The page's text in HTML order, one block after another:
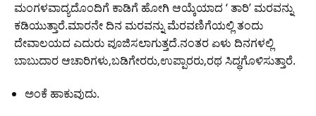
ಮಂಗಳವಾದ್ಯದೊಂದಿಗೆ ಕಾಡಿಗೆ ಹೋಗಿ ಆಯ್ಕೆಯಾದ ‘ ತಾರಿ’ ಮರವನ್ನು
ಕಡಿಯುತ್ತಾರೆ.ಮಾರನೇ ದಿನ ಮರವನ್ನು ಮೆರವಣಿಗೆಯಲ್ಲಿ ತಂದು
ದೇವಾಲಯದ ಎದುರು ಪೂಜಿಸಲಾಗುತ್ತದೆ.ನಂತರ ಏಳು ದಿನಗಳಲ್ಲಿ
ಬಾಬುದಾರ ಆಚಾರಿಗಳು,ಬಡಿಗೇರರು,ಉಪ್ಪಾರರು,ರಥ ಸಿದ್ಧಗೊಳಿಸುತ್ತಾರೆ.
ಅಂಕೆ ಹಾಕುವುದು.